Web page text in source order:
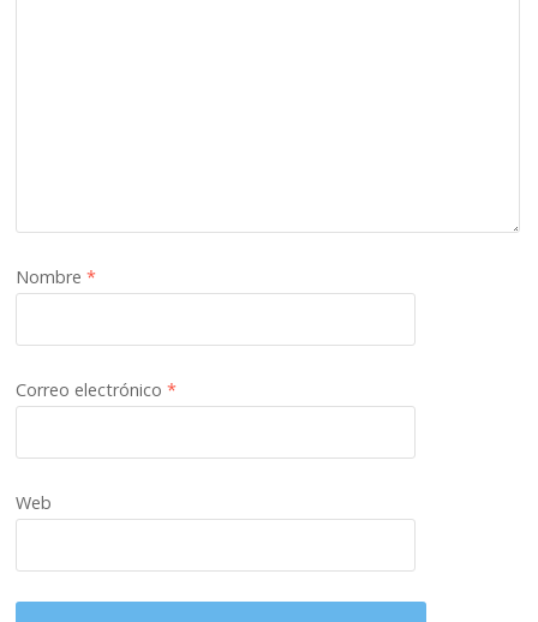
Nombre*
Correo electrónico*
Web